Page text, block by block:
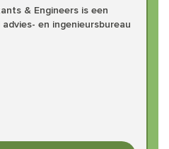
& Engineers is een
en ingenieursbureau